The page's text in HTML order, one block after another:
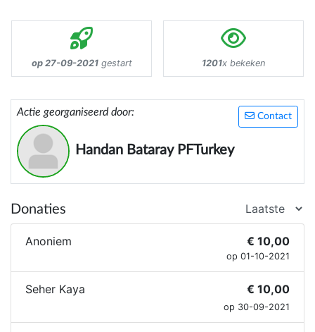
op 27-09-2021gestart 1201x bekeken
Contact
Actie georganiseerd door:
Handan Bataray PFTurkey
Donaties
Anoniem € 10,00
op 01-10-2021
Seher Kaya € 10,00
op 30-09-2021